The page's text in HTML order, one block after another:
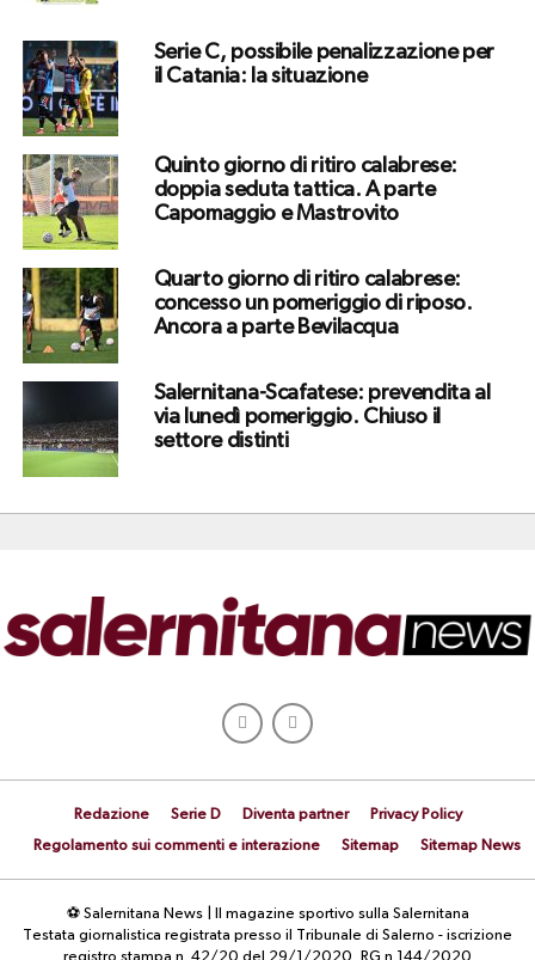
Serie C, possibile penalizzazione per
il Catania: la situazione
Quinto giorno di ritiro calabrese:
doppia seduta tattica. A parte
Capomaggio e Mastrovito
Quarto giorno di ritiro calabrese:
concesso un pomeriggio di riposo.
Ancora a parte Bevilacqua
Salernitana-Scafatese: prevendita al
via lunedì pomeriggio. Chiuso il
settore distinti
Redazione Serie D Diventa partner
Privacy Policy
Regolamento sui commenti e interazione
Sitemap Sitemap News
⚽ Salernitana News | Il magazine sportivo sulla Salernitana
Testata giornalistica registrata presso il Tribunale di Salerno - iscrizione